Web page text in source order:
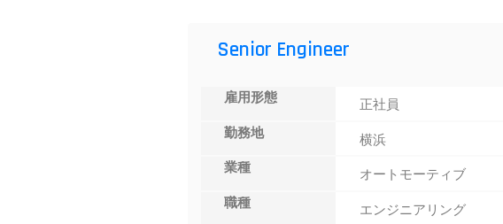
Senior Engineer
雇用形態
正社員
勤務地
横浜
業種
オートモーティブ
職種
エンジニアリング